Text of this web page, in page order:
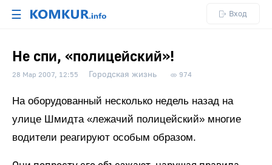
☰ Вход
Не спи, «полицейский»!
28 Мар 2007, 12:55 Городская жизнь 974
На оборудованный несколько недель назад на
улице Шмидта «лежачий полицейский» многие
водители реагируют особым образом.